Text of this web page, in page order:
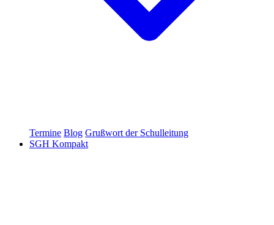
Termine Blog Grußwort der Schulleitung
SGH Kompakt